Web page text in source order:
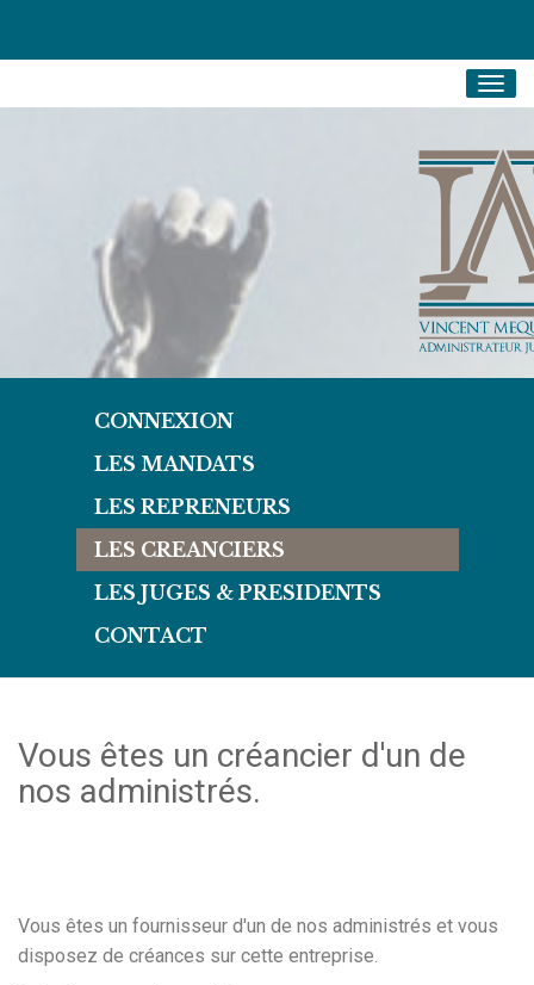
CONNEXION
LES MANDATS
LES REPRENEURS
LES CREANCIERS
LES JUGES & PRESIDENTS
CONTACT
Vous êtes un créancier d'un de
nos administrés.
Vous êtes un fournisseur d'un de nos administrés et vous
disposez de créances sur cette entreprise.